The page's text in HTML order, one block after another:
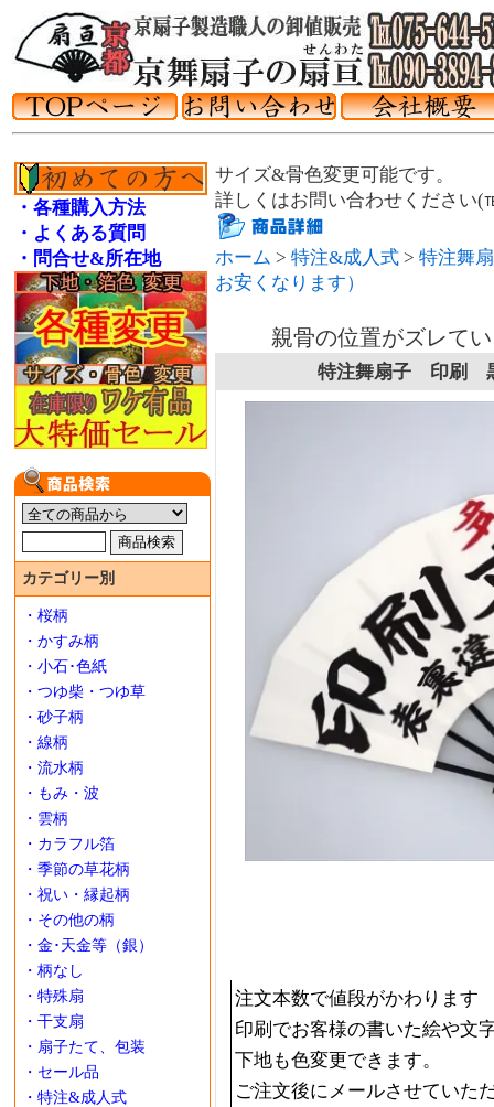
・各種購入方法
・よくある質問
・問合せ&所在地
カテゴリー別
・桜柄
・かすみ柄
・小石･色紙
・つゆ柴・つゆ草
・砂子柄
・線柄
・流水柄
・もみ・波
・雲柄
・カラフル箔
・季節の草花柄
・祝い・縁起柄
・その他の柄
・金･天金等（銀）
・柄なし
・特殊扇
・干支扇
・扇子たて、包装
・セール品
・特注&成人式
サイズ&骨色変更可能です。
詳しくはお問い合わせください
ホーム > 特注&成人式 > 特注舞
お安くなります）
親骨の位置がズレて
特注舞扇子 印刷
注文本数で値段がかわります
印刷でお客様の書いた絵や文
下地も色変更できます。
ご注文後にメールさせていた